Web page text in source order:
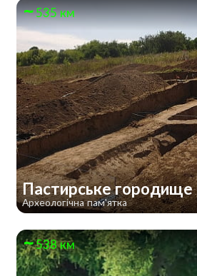
535 км
Пастирське городище
Археологічна пам'ятка
538 км